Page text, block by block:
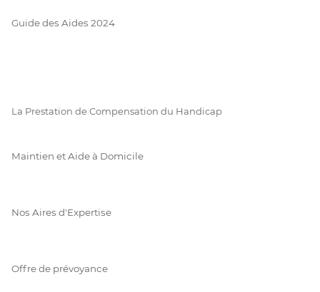
Guide des Aides 2024
La Prestation de Compensation du Handicap
Maintien et Aide à Domicile
Nos Aires d'Expertise
Offre de prévoyance